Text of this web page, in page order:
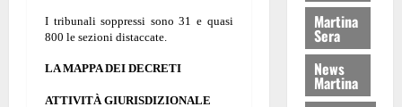
I tribunali soppressi sono 31 e quasi
800 le sezioni distaccate.
LA MAPPA DEI DECRETI
ATTIVITÀ GIURISDIZIONALE
Martina
Sera
News
Martina